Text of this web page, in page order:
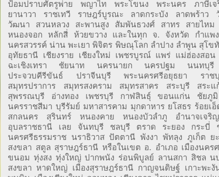
ป้อมปราบศัตรูพ่าย พญาไท พระโขนง พระนคร ภาษีเ
ยานาวา ราชเทวี ราษฎร์บูรณะ ลาดกระบัง ลาดพร้าว วั
วัฒนา สวนหลวง สะพานสูง สัมพันธวงศ์ สาทร สายไหม
หนองจอก หลักสี่ ห้วยขวาง และในทุก จ. จังหวัด กำแพ
นครสวรรค์ น่าน พะเยา พิจิตร พิษณุโลก ลำปาง ลำพูน สุโข
อุทัยธานี เชียงราย เชียงใหม่ เพชรบูรณ์ แพร่ แม่ฮ่องสอ
ฉะเชิงเทรา ชัยนาท นครนายก นครปฐม นนทบุ
ประจวบคีรีขันธ์ ปราจีนบุรี พระนครศรีอยุธยา รา
สมุทรปราการ สมุทรสงคราม สมุทรสาคร สระบุรี สระ
สุพรรณบุรี อ่างทอง เพชรบุรี กาฬสินธุ์ ขอนแก่น ชัยภู
นครราชสีมา บุรีรัมย์ มหาสารคาม มุกดาหาร ยโสธร ร้อยเอ็
สกลนคร สุรินทร์ หนองคาย หนองบัวลำภู อำนาจเจริ
อุบลราชธานี เลย จันทบุรี ชลบุรี ตราด ระยอง กระบี่
นครศรีธรรมราช นราธิวาส ปัตตานี พังงา พัทลุง ภูเก็ต ย
สงขลา สตูล สุราษฎร์ธานี หรือในเขต อ. อำเภอ เมืองนคร
ขนอม ทุ่งสง ทุ่งใหญ่ ปากพนัง ร่อนพิบูลย์ ลานสกา สิชล น
สงขลา หาดใหญ่ เมืองสุราษฎร์ธานี กาญจนดิษฐ์ เกาะพะงั